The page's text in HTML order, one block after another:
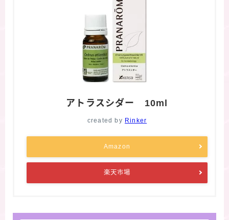
アトラスシダー 10ml
created by Rinker
Amazon
楽天市場